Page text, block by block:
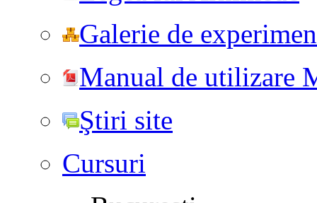
Galerie de
Manual de utilizare
Ştiri site
Cursuri